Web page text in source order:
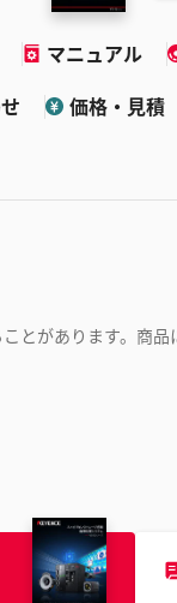
マニュアル
価格・見積
とがあります。商